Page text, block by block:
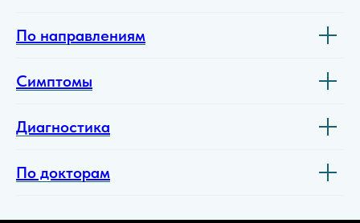
По направлениям
Симптомы
Диагностика
По докторам